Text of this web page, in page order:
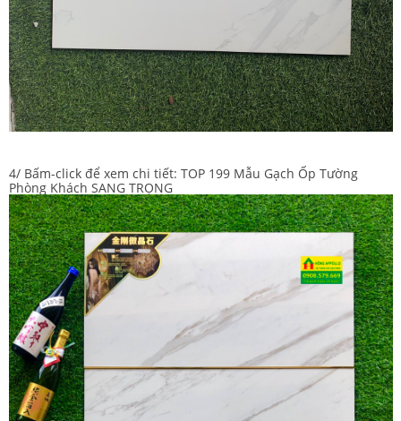
4/ Bấm-click để xem chi tiết: TOP 199 Mẫu Gạch Ốp Tường
Phòng Khách SANG TRỌNG